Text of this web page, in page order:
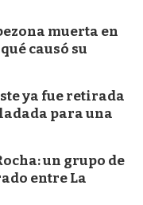
muerta en
causó su
ya fue retirada
para una
un grupo de
entre La